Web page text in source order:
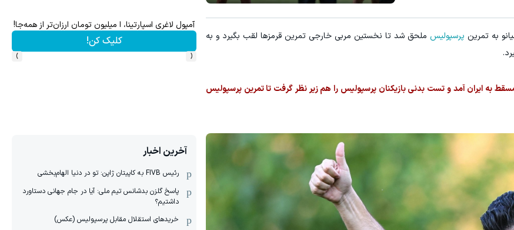
به تمرین پرسپولیس ملحق شد تا نخستین مربی خارجی تمرین قرمزها لقب بگیرد و به
به ایران آمد و تست بدنی بازیکنان پرسپولیس را هم زیر نظر گرفت تا تمرین پرسپولیس
کلیک کن!
بهترین داروهای لاغری برای شروع کاهش وزن، ارسال از داروخانه های نزدیکت!
۳ دلار پاداش در هر لات معاملاتی در بروکر اینوسلو
‹
›
آخرین اخبار
رئیس FIVB به کاپیتان ژاپن: تو در دنیا الهام‌بخشی
پاسخ گلزن بدشانس تیم ملی: آیا در جام جهانی دستاورد
داشتیم؟
خریدهای استقلال مقابل پرسپولیس (عکس)